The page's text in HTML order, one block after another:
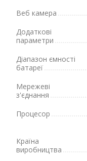
Веб камера
Додаткові
параметри
Діапазон ємності
батареї
Мережеві
з'єднання
Процесор
Країна
виробництва